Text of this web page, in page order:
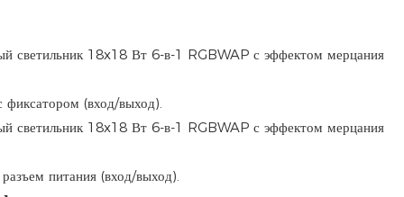
(вход/выход).
питания (вход/выход).